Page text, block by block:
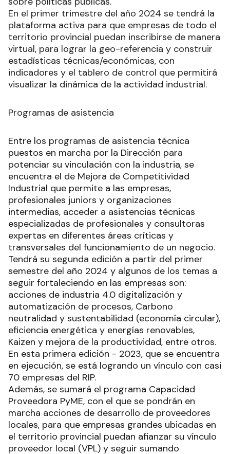
En el primer trimestre del año 2024 se tendrá la
plataforma activa para que empresas de todo el
territorio provincial puedan inscribirse de manera
virtual, para lograr la geo-referencia y construir
estadísticas técnicas/económicas, con
indicadores y el tablero de control que permitirá
visualizar la dinámica de la actividad industrial.
Programas de asistencia
Entre los programas de asistencia técnica
puestos en marcha por la Dirección para
potenciar su vinculación con la industria, se
encuentra el de Mejora de Competitividad
Industrial que permite a las empresas,
profesionales juniors y organizaciones
intermedias, acceder a asistencias técnicas
especializadas de profesionales y consultoras
expertas en diferentes áreas críticas y
transversales del funcionamiento de un negocio.
Tendrá su segunda edición a partir del primer
semestre del año 2024 y algunos de los temas a
seguir fortaleciendo en las empresas son:
acciones de industria 4.0 digitalización y
automatización de procesos, Carbono
neutralidad y sustentabilidad (economía circular),
eficiencia energética y energías renovables,
Kaizen y mejora de la productividad, entre otros.
En esta primera edición - 2023, que se encuentra
en ejecución, se está logrando un vínculo con casi
70 empresas del RIP.
Además, se sumará el programa Capacidad
Proveedora PyME, con el que se pondrán en
marcha acciones de desarrollo de proveedores
locales, para que empresas grandes ubicadas en
el territorio provincial puedan afianzar su vínculo
proveedor local (VPL) y seguir sumando